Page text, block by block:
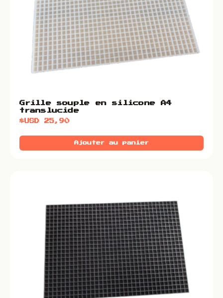
Grille souple en silicone A4
translucide
$USD25,90
Ajouter au panier